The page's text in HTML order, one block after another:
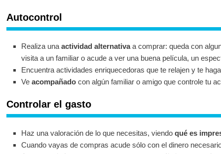
Autocontrol
Realiza una actividad alternativaa comprar: queda con
visita a un familiar o acude a ver una buena película, un
Encuentra actividades enriquecedoras que te relajen y te
Ve acompañadocon algún familiar o amigo que controle tu
Controlar el gasto
Haz una valoración de lo que necesitas, viendo qué es
Cuando vayas de compras acude sólo con el dinero